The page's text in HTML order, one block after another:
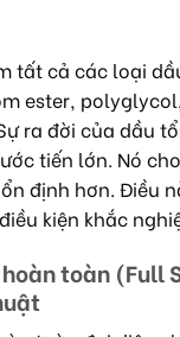
tất cả các loại
ester,
ra đời của dầu
tiến lớn. Nó
định hơn. Điều
kiện khắc
toàn (Full